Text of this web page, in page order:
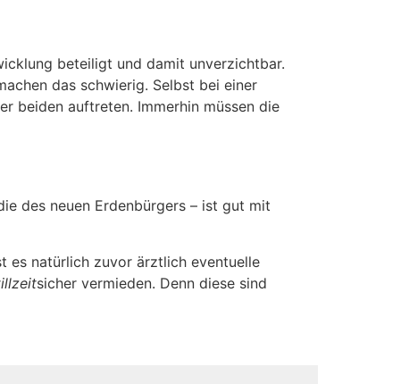
beteiligt und damit unverzichtbar.
das schwierig. Selbst bei einer
beiden auftreten. Immerhin müssen die
des neuen Erdenbürgers – ist gut mit
es natürlich zuvor ärztlich eventuelle
sicher vermieden. Denn diese sind